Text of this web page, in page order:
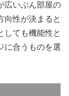
広いぶん部屋の
向性が決まると
しても機能性と
に合うものを選